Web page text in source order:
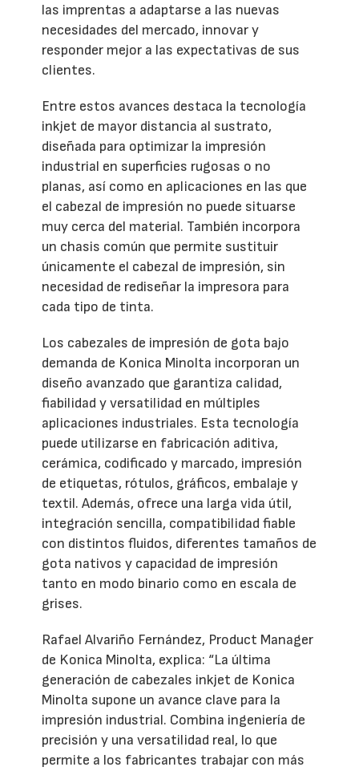
las imprentas a adaptarse a las nuevas
necesidades del mercado, innovar y
responder mejor a las expectativas de sus
clientes.
Entre estos avances destaca la tecnología
inkjet de mayor distancia al sustrato,
diseñada para optimizar la impresión
industrial en superficies rugosas o no
planas, así como en aplicaciones en las que
el cabezal de impresión no puede situarse
muy cerca del material. También incorpora
un chasis común que permite sustituir
únicamente el cabezal de impresión, sin
necesidad de rediseñar la impresora para
cada tipo de tinta.
Los cabezales de impresión de gota bajo
demanda de Konica Minolta incorporan un
diseño avanzado que garantiza calidad,
fiabilidad y versatilidad en múltiples
aplicaciones industriales. Esta tecnología
puede utilizarse en fabricación aditiva,
cerámica, codificado y marcado, impresión
de etiquetas, rótulos, gráficos, embalaje y
textil. Además, ofrece una larga vida útil,
integración sencilla, compatibilidad fiable
con distintos fluidos, diferentes tamaños de
gota nativos y capacidad de impresión
tanto en modo binario como en escala de
grises.
Rafael Alvariño Fernández, Product Manager
de Konica Minolta, explica: “La última
generación de cabezales inkjet de Konica
Minolta supone un avance clave para la
impresión industrial. Combina ingeniería de
precisión y una versatilidad real, lo que
permite a los fabricantes trabajar con más